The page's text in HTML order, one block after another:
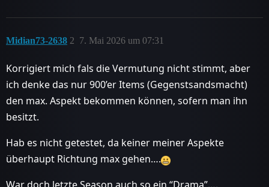
Midian73-2638 7. Mai 2026 um 07:31
2
Korrigiert mich fals die Vermutung nicht stimmt, aber
ich denke das nur 900’er Items (Gegenstsandsmacht)
den max. Aspekt bekommen können, sofern man ihn
besitzt.
Hab es nicht getestet, da keiner meiner Aspekte
überhaupt Richtung max gehen….